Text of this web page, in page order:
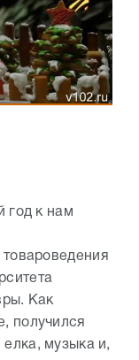
год к нам
Как
получился
елка, музыка и,